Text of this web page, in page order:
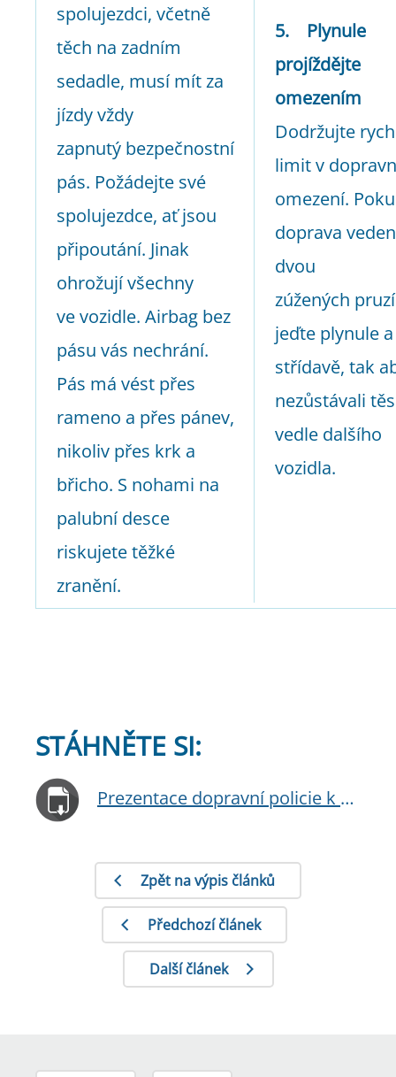
spolujezdci, včetně
těch na zadním
sedadle, musí mít za
jízdy vždy
zapnutý bezpečnostní
pás. Požádejte své
spolujezdce, ať jsou
připoutání. Jinak
ohrožují všechny
ve vozidle. Airbag bez
pásu vás nechrání.
Pás má vést přes
rameno a přes pánev,
nikoliv přes krk a
břicho. S nohami na
palubní desce
riskujete těžké
zranění.
5. Plynule
projíždějte
omezením
Dodržujte
limit v
omezení.
doprava
dvou
zúžených
jeďte plynule a
střídavě, tak
nezůstávali
vedle dalšího
vozidla.
STÁHNĚTE SI:
Prezentace dopravní policie k prázdninám
Zpět na výpis článků
Předchozí článek
Další článek